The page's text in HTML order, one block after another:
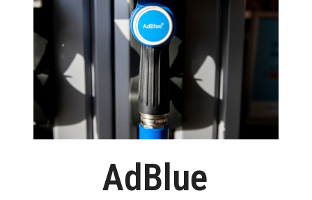
AdBlue